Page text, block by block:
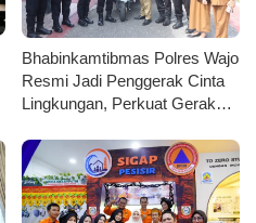
Bhabinkamtibmas Polres Wajo
Resmi Jadi Penggerak Cinta
Lingkungan, Perkuat Gerakan